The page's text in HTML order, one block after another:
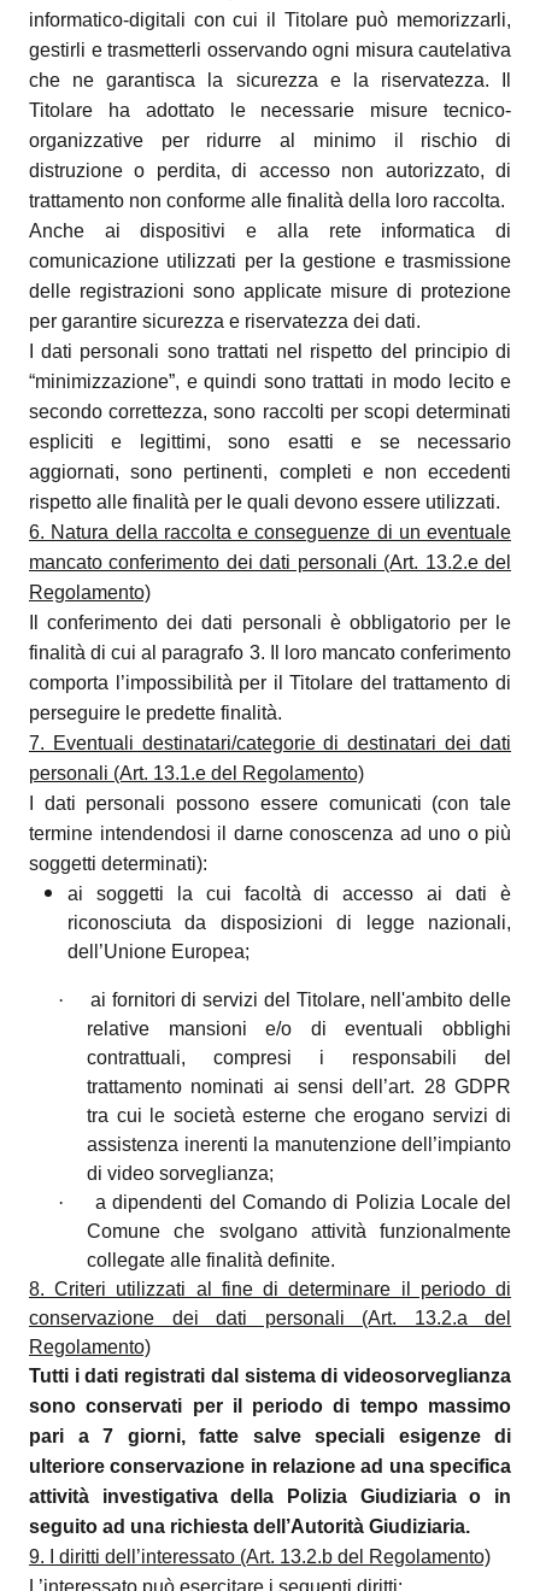
informatico-digitali con cui il Titolare può memorizzarli,
gestirli e trasmetterli osservando ogni misura cautelativa
che ne garantisca la sicurezza e la riservatezza. Il
Titolare ha adottato le necessarie misure tecnico-
organizzative per ridurre al minimo il rischio di
distruzione o perdita, di accesso non autorizzato, di
trattamento non conforme alle finalità della loro raccolta.
Anche ai dispositivi e alla rete informatica di
comunicazione utilizzati per la gestione e trasmissione
delle registrazioni sono applicate misure di protezione
per garantire sicurezza e riservatezza dei dati.
I dati personali sono trattati nel rispetto del principio di
“minimizzazione”, e quindi sono trattati in modo lecito e
secondo correttezza, sono raccolti per scopi determinati
espliciti e legittimi, sono esatti e se necessario
aggiornati, sono pertinenti, completi e non eccedenti
rispetto alle finalità per le quali devono essere utilizzati.
6. Natura della raccolta e conseguenze di un eventuale
mancato conferimento dei dati personali (Art. 13.2.e del
Regolamento)
Il conferimento dei dati personali è obbligatorio per le
finalità di cui al paragrafo 3. Il loro mancato conferimento
comporta l’impossibilità per il Titolare del trattamento di
perseguire le predette finalità.
7. Eventuali destinatari/categorie di destinatari dei dati
personali (Art. 13.1.e del Regolamento)
I dati personali possono essere comunicati (con tale
termine intendendosi il darne conoscenza ad uno o più
soggetti determinati):
ai soggetti la cui facoltà di accesso ai dati è
riconosciuta da disposizioni di legge nazionali,
dell’Unione Europea;
·
ai fornitori di servizi del Titolare, nell'ambito delle
relative mansioni e/o di eventuali obblighi
contrattuali, compresi i responsabili del
trattamento nominati ai sensi dell’art. 28 GDPR
tra cui
le società esterne che erogano servizi di
assistenza inerenti la manutenzione dell’impianto
di video sorveglianza;
·
a dipendenti del Comando di Polizia Locale del
Comune che svolgano attività funzionalmente
collegate alle finalità definite.
8. Criteri utilizzati al fine di determinare il periodo di
conservazione dei dati personali (Art. 13.2.a del
Regolamento)
Tutti i dati registrati dal sistema di videosorveglianza
sono conservati per il periodo di tempo massimo
pari a 7 giorni, fatte salve speciali esigenze di
ulteriore conservazione in relazione ad una specifica
attività investigativa della Polizia Giudiziaria o in
seguito ad una richiesta dell’Autorità Giudiziaria.
9. I diritti dell’interessato (Art. 13.2.b del Regolamento)
L’interessato può esercitare i seguenti diritti: